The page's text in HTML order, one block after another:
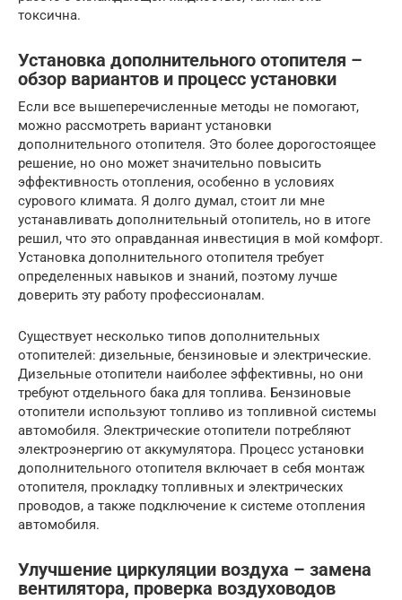
токсична.
Установка дополнительного отопителя –
обзор вариантов и процесс установки
Если все вышеперечисленные методы не помогают,
можно рассмотреть вариант установки
дополнительного отопителя. Это более дорогостоящее
решение, но оно может значительно повысить
эффективность отопления, особенно в условиях
сурового климата. Я долго думал, стоит ли мне
устанавливать дополнительный отопитель, но в итоге
решил, что это оправданная инвестиция в мой комфорт.
Установка дополнительного отопителя требует
определенных навыков и знаний, поэтому лучше
доверить эту работу профессионалам.
Существует несколько типов дополнительных
отопителей: дизельные, бензиновые и электрические.
Дизельные отопители наиболее эффективны, но они
требуют отдельного бака для топлива. Бензиновые
отопители используют топливо из топливной системы
автомобиля. Электрические отопители потребляют
электроэнергию от аккумулятора. Процесс установки
дополнительного отопителя включает в себя монтаж
отопителя, прокладку топливных и электрических
проводов, а также подключение к системе отопления
автомобиля.
Улучшение циркуляции воздуха – замена
вентилятора, проверка воздуховодов